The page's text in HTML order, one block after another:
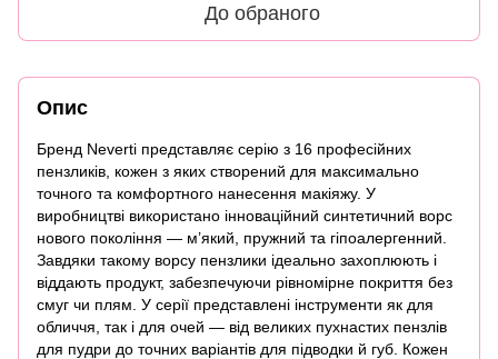
До обраного
Опис
Бренд Neverti представляє серію з 16 професійних
пензликів, кожен з яких створений для максимально
точного та комфортного нанесення макіяжу. У
виробництві використано інноваційний синтетичний ворс
нового покоління — м’який, пружний та гіпоалергенний.
Завдяки такому ворсу пензлики ідеально захоплюють і
віддають продукт, забезпечуючи рівномірне покриття без
смуг чи плям. У серії представлені інструменти як для
обличчя, так і для очей — від великих пухнастих пензлів
для пудри до точних варіантів для підводки й губ. Кожен